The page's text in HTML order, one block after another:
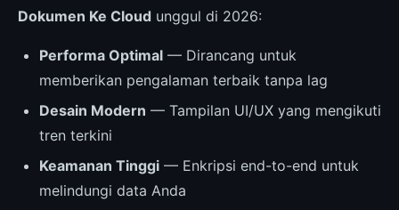
Dokumen Ke Cloud unggul di 2026:
Performa Optimal — Dirancang untuk
memberikan pengalaman terbaik tanpa lag
Desain Modern — Tampilan UI/UX yang mengikuti
tren terkini
Keamanan Tinggi — Enkripsi end-to-end untuk
melindungi data Anda